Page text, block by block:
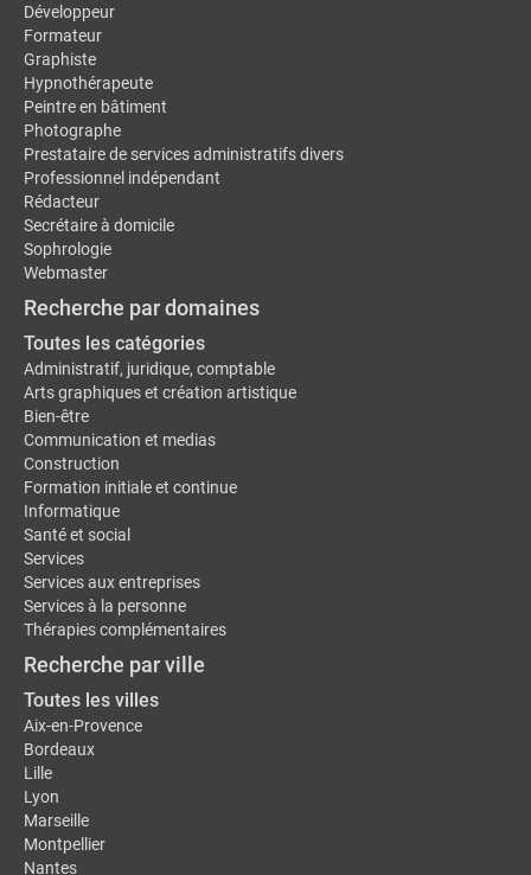
Développeur
Formateur
Graphiste
Hypnothérapeute
Peintre en bâtiment
Photographe
Prestataire de services administratifs divers
Professionnel indépendant
Rédacteur
Secrétaire à domicile
Sophrologie
Webmaster
Recherche par domaines
Toutes les catégories
Administratif, juridique, comptable
Arts graphiques et création artistique
Bien-être
Communication et medias
Construction
Formation initiale et continue
Informatique
Santé et social
Services
Services aux entreprises
Services à la personne
Thérapies complémentaires
Recherche par ville
Toutes les villes
Aix-en-Provence
Bordeaux
Lille
Lyon
Marseille
Montpellier
Nantes